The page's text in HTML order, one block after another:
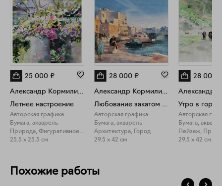
25 000 ₽
Александр Кормилицын
Летнее настроение
Авторская графика
Бумага, акварель
Природа, Фигуративное искусство
25.5 x 25.5 см
28 000 ₽
Александр Кормилицын
Любование закатом в Монополи
Авторская графика
Бумага, акварель
Архитектура, Город
29.5 x 42 см
28 000
Авторская
Бумага,
Пейзаж,
29.5 x 42 см
Похожие работы